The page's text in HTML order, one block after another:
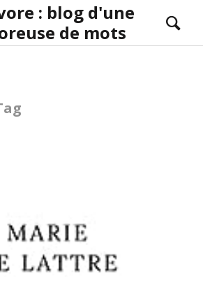
: blog d'une
de mots